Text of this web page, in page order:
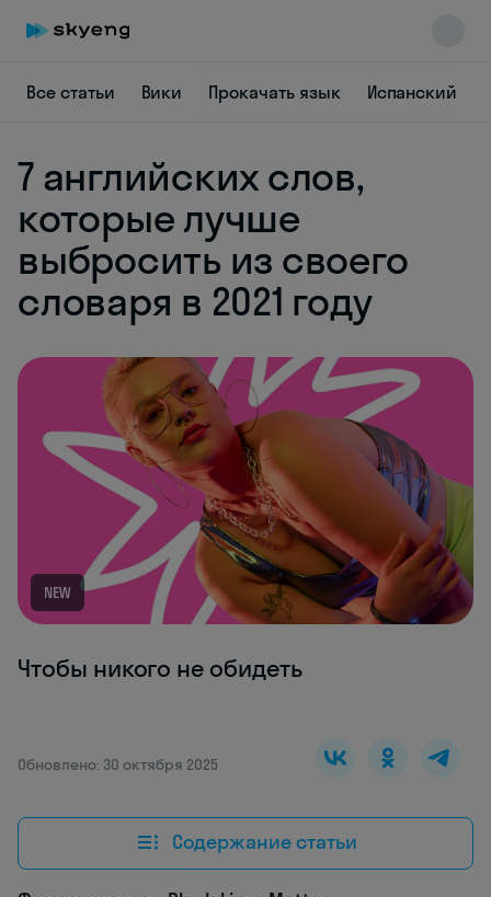
Все статьи Вики Прокачать язык Испанский
7 английских слов,
которые лучше
выбросить из своего
словаря в 2021 году
NEW
Чтобы никого не обидеть
Обновлено: 30 октября 2025
Содержание статьи
Skyeng Chat
online